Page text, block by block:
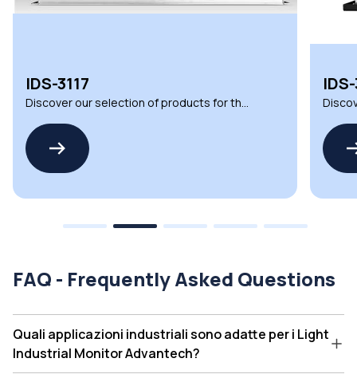
IDS-3117
Discover our selection of products for the
FAQ - Frequently Asked Questions
Quali applicazioni industriali sono adatte per i Light
Industrial Monitor Advantech?